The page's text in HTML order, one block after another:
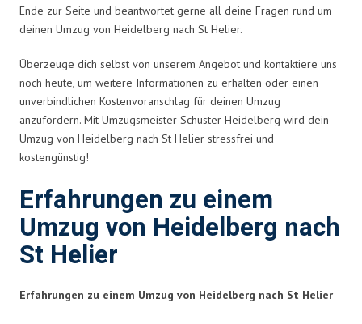
Ende zur Seite und beantwortet gerne all deine Fragen rund um
deinen Umzug von Heidelberg nach St Helier.
Überzeuge dich selbst von unserem Angebot und kontaktiere uns
noch heute, um weitere Informationen zu erhalten oder einen
unverbindlichen Kostenvoranschlag für deinen Umzug
anzufordern. Mit Umzugsmeister Schuster Heidelberg wird dein
Umzug von Heidelberg nach St Helier stressfrei und
kostengünstig!
Erfahrungen zu einem
Umzug von Heidelberg nach
St Helier
Erfahrungen zu einem Umzug von Heidelberg nach St Helier